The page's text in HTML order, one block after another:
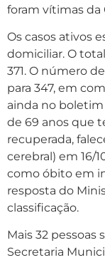
foram vítimas da
Os casos ativos
domiciliar. O
371. O número
para 347, em
ainda no
de 69 anos que
recuperada,
cerebral) em 16/
como óbito em
resposta do
classificação.
Mais 32
Secretaria